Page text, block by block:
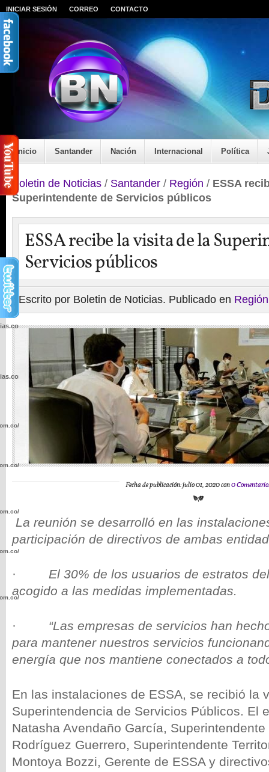
INICIAR SESIÓN CORREO CONTACTO
Inicio Santander Nación Internacional Política
Boletin de Noticias / Santander / Región / ESSA
Superintendente de Servicios públicos
ESSA recibe la visita de la
Servicios públicos
Escrito por Boletin de Noticias. Publicado en Región
Fecha de publicación: julio 01, 2020 con0
La reunión se desarrolló en las
participación de directivos de ambas
· El 30% de los usuarios de estratos
acogido a las medidas implementadas.
· “Las empresas de servicios han
para mantener nuestros servicios
energía que nos mantiene conectados a
En las instalaciones de ESSA, se recibió la
Superintendencia de Servicios Públicos. El
Natasha Avendaño García,
Rodríguez Guerrero, Superintendente
Montoya Bozzi, Gerente de ESSA y
wp-
wp-
wp-
wp-
wp-
wp-
wp-
wp-